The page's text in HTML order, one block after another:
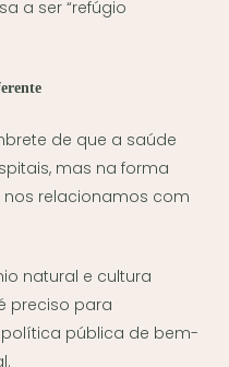
a ser “refúgio
de que a saúde
mas na forma
relacionamos com
natural e cultura
preciso para
pública de bem-